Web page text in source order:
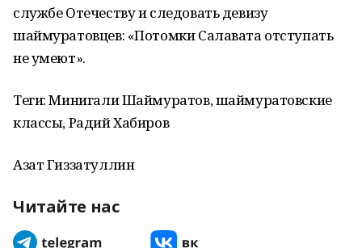
службе Отечеству и следовать девизу
шаймуратовцев: «Потомки Салавата отступать
не умеют».
Теги: Минигали Шаймуратов, шаймуратовские
классы, Радий Хабиров
Азат Гиззатуллин
Читайте нас